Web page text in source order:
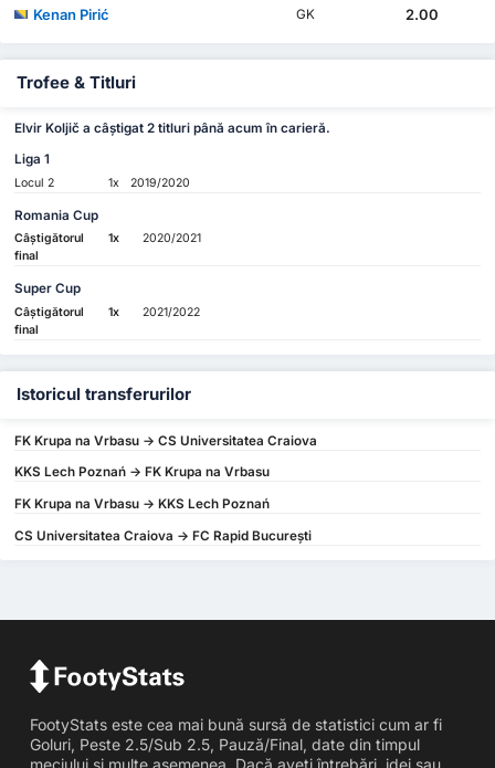
Kenan Pirić
GK 2.00
Trofee & Titluri
Elvir Koljič a câștigat 2 titluri până acum în carieră.
Liga 1
Locul 2 1x 2019/2020
Romania Cup
Câștigătorul
final
1x 2020/2021
Super Cup
Câștigătorul
final
1x 2021/2022
Istoricul transferurilor
FK Krupa na Vrbasu -> CS Universitatea Craiova
KKS Lech Poznań -> FK Krupa na Vrbasu
FK Krupa na Vrbasu -> KKS Lech Poznań
CS Universitatea Craiova -> FC Rapid Bucureşti
FootyStats este cea mai bună sursă de statistici cum ar fi
Goluri, Peste 2.5/Sub 2.5, Pauză/Final, date din timpul
meciului și multe asemenea. Dacă aveti întrebări, idei sau